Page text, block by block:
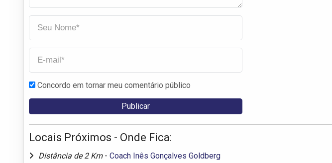
Concordo em tornar meu comentário público
Locais Próximos - Onde Fica:
Distância de 2 Km - Coach Inês Gonçalves Goldberg